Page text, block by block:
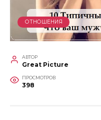
ОТНОШЕНИЯ
АВТОР
Great Picture
ПРОСМОТРОВ
398